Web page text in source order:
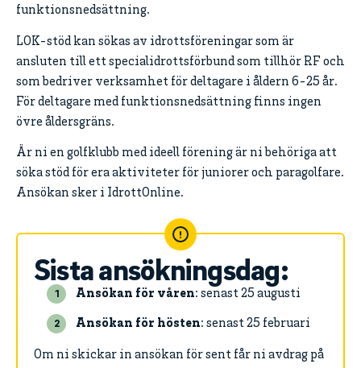
funktionsnedsättning.
LOK-stöd kan sökas av idrottsföreningar som är
ansluten till ett specialidrottsförbund som tillhör RF och
som bedriver verksamhet för deltagare i åldern 6-25 år.
För deltagare med funktionsnedsättning finns ingen
övre åldersgräns.
Är ni en golfklubb med ideell förening är ni behöriga att
söka stöd för era aktiviteter för juniorer och paragolfare.
Ansökan sker i IdrottOnline.
Sista ansökningsdag:
Ansökan för våren: senast 25 augusti
Ansökan för hösten: senast 25 februari
Om ni skickar in ansökan för sent får ni avdrag på